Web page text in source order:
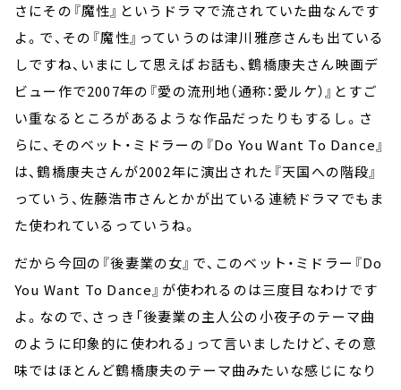
さにその『魔性』というドラマで流されていた曲なんです
よ。で、その『魔性』っていうのは津川雅彦さんも出ている
しですね、いまにして思えばお話も、鶴橋康夫さん映画デ
ビュー作で2007年の『愛の流刑地（通称：愛ルケ）』とすご
い重なるところがあるような作品だったりもするし。さ
らに、そのベット・ミドラーの『Do You Want To Dance』
は、鶴橋康夫さんが2002年に演出された『天国への階段』
っていう、佐藤浩市さんとかが出ている連続ドラマでもま
た使われているっていうね。
だから今回の『後妻業の女』で、このベット・ミドラー『Do
You Want To Dance』が使われるのは三度目なわけです
よ。なので、さっき「後妻業の主人公の小夜子のテーマ曲
のように印象的に使われる」って言いましたけど、その意
味ではほとんど鶴橋康夫のテーマ曲みたいな感じになり